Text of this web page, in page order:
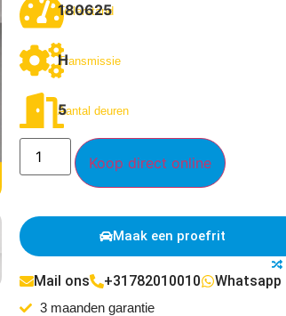
Tellerstand
180625
Transmissie
H
Aantal deuren
5
Koop direct online
Maak een proefrit
Mail ons +31782010010 Whatsapp
3 maanden garantie